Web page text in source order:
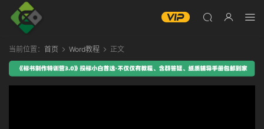
当前位置： 首页 Word教程 正文